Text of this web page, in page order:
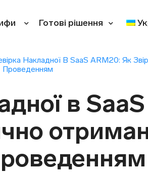
Готові рішення
Накладної В SaaS ARM20: Як
Проведенням
в